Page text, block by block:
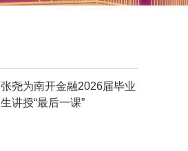
张尧为南开金融2026届毕业
生讲授“最后一课”